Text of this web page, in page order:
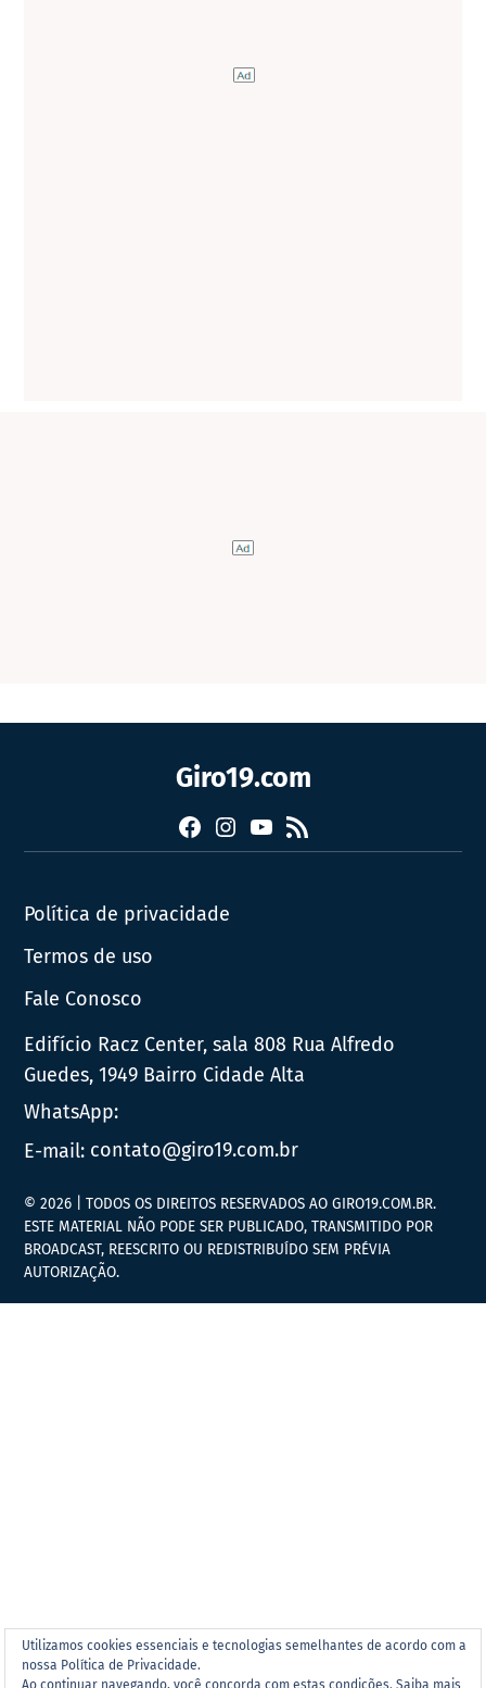
Giro19.com
FacebookInstagram
YouTube
RSS
Política de privacidade
Termos de uso
Fale Conosco
Edifício Racz Center, sala 808 Rua Alfredo
Guedes, 1949 Bairro Cidade Alta
WhatsApp:
E-mail: contato@giro19.com.br
Utilizamos cookies essenciais e tecnologias semelhantes de acordo com a
nossa Política de Privacidade.
Ao continuar navegando, você concorda com estas condições.Saiba mais
© 2026 | TODOS OS DIREITOS RESERVADOS AO GIRO19.COM.BR.
ESTE MATERIAL NÃO PODE SER PUBLICADO, TRANSMITIDO POR
BROADCAST, REESCRITO OU REDISTRIBUÍDO SEM PRÉVIA
AUTORIZAÇÃO.